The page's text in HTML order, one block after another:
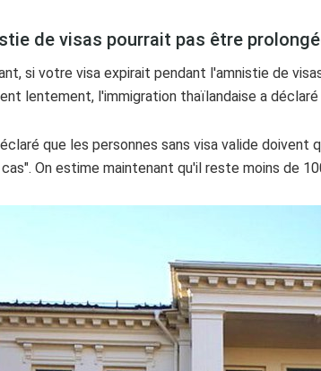
de visas pourrait pas être
si votre visa expirait pendant l'amnistie de
lentement, l'immigration thaïlandaise a
que les personnes sans visa valide
On estime maintenant qu'il reste moins de